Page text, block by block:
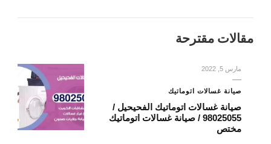
مقالات مقترحة
مارس 5, 2022
صيانة غسالات اتوماتيك
صيانة غسالات اتوماتيك الفحيحيل /
98025055 / صيانة غسالات اتوماتيك
مختص